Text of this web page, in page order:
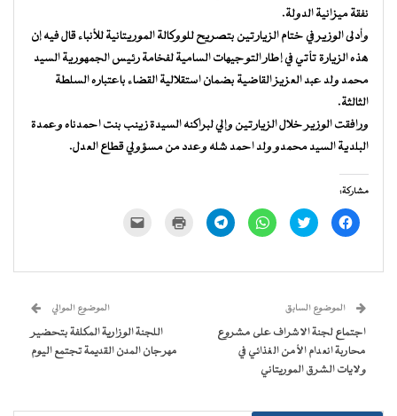
نفقة ميزانية الدولة.
وأدلى الوزير في ختام الزيارتين بتصريح للووكالة الموريتانية للأنباء قال فيه إن
هذه الزيارة تأتي في إطار التوجيهات السامية لفخامة رئيس الجمهورية السيد
محمد ولد عبد العزيز القاضية بضمان استقلالية القضاء باعتباره السلطة
الثالثة.
ورافقت الوزير خلال الزيارتين وإلي لبراكنه السيدة زينب بنت احمدناه وعمدة
البلدية السيد محمدو ولد احمد شله وعدد من مسؤولي قطاع العدل.
مشاركة:
انقر
للمشاركة
في
اضغط
للمشاركة
في
انقر
للمشاركة
في
انقر
للمشاركة
في
للطباعة
جديدة) الإلكتروني
نافذة
جديدة)
الموضوع السابق
اجتماع لجنة الاشراف على مشروع
محاربة انعدام الأمن الغذائي في
ولايات الشرق الموريتاني
الموضوع الموالي
اللجنة الوزارية المكلفة بتحضير
مهرجان المدن القديمة تجتمع اليوم